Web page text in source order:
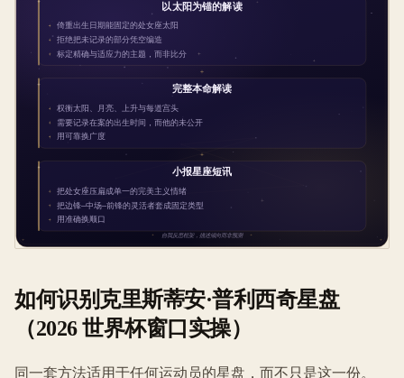
如何识别克里斯蒂安·普利西奇星盘
（2026 世界杯窗口实操）
同一套方法适用于任何运动员的星盘，而不只是这一份。